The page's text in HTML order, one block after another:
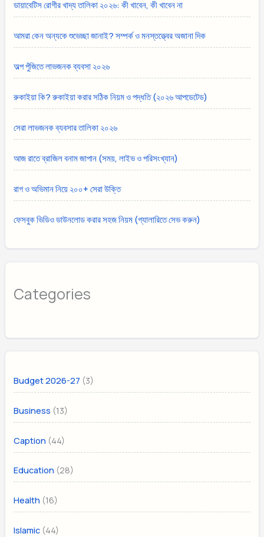
ডায়াবেটিস রোগীর খাদ্য তালিকা ২০২৬: কী খাবেন, কী খাবেন না
আমরা কেন অন্যকে শুভেচ্ছা জানাই? সম্পর্ক ও মনস্তত্ত্বের অজানা দিক
অল্প পুঁজিতে লাভজনক ব্যবসা ২০২৬
রুকাইয়া কি? রুকাইয়া করার সঠিক নিয়ম ও পদ্ধতি (২০২৬ আপডেটেড)
সেরা লাভজনক ব্যবসার তালিকা ২০২৬
আজ রাতে ব্রাজিল বনাম জাপান (সময়, লাইভ ও পরিসংখ্যান)
রাগ ও অভিমান নিয়ে ২০০+ সেরা উক্তি
ফেসবুক ভিডিও ডাউনলোড করার সহজ নিয়ম (গ্যালারিতে সেভ করুন)
Categories
Budget 2026-27 (3)
Business (13)
Caption (44)
Education (28)
Health (16)
Islamic (44)